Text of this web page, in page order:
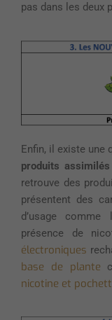
pas dans les deux
Enfin, il existe une
produits
retrouve des
présentent des
d’usage
présence de
électroniques
base de plante
nicotine et